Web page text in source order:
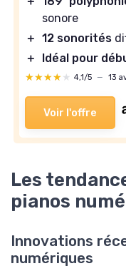
sonore
＋ 12 sonorités
＋
Idéal pour
★★★★★
★★★★★ 4,1/5 — 13
Voir l'offre
Les
pianos
Innovations
numériques